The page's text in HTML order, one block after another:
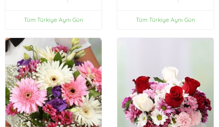
Tüm Türkiye Aynı Gün Tüm Türkiye Aynı Gün